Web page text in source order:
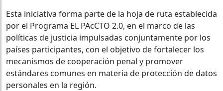
Esta iniciativa forma parte de la hoja de ruta establecida
por el Programa EL PAcCTO 2.0, en el marco de las
políticas de justicia impulsadas conjuntamente por los
países participantes, con el objetivo de fortalecer los
mecanismos de cooperación penal y promover
estándares comunes en materia de protección de datos
personales en la región.